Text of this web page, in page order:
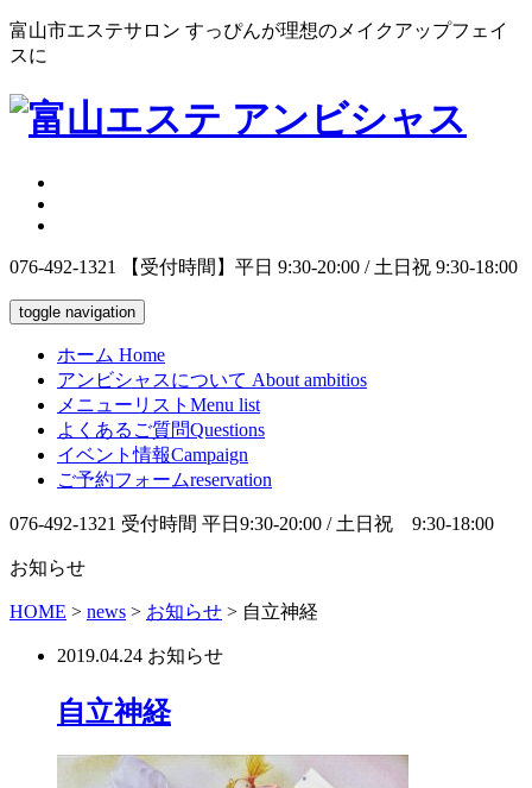
富山市エステサロン すっぴんが理想のメイクアップフェイ
スに
076-492-1321 【受付時間】平日 9:30-20:00 / 土日祝 9:30-18:00
toggle navigation
ホーム Home
アンビシャスについて About ambitios
メニューリスト Menu list
よくあるご質問Questions
イベント情報Campaign
ご予約フォームreservation
076-492-1321 受付時間 平日9:30-20:00 / 土日祝 9:30-18:00
お知らせ
HOME > news > お知らせ > 自立神経
2019.04.24 お知らせ
自立神経